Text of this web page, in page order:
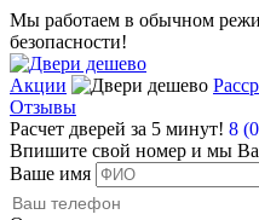
Мы работаем в обычном
безопасности!
Акции
Отзывы
Расчет дверей за 5 минут! 8
Впишите свой номер и мы
Ваше имя